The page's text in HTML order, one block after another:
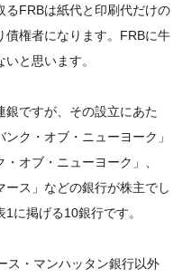
るFRBは紙代と印刷代だけの
債権者になります。FRBに牛
と思います。
銀ですが、その設立にあた
ンク・オブ・ニューヨーク 」
・オブ・ニューヨーク 」、
ース 」などの銀行が株主でし
に掲げる10銀行です。
ス・マンハッタン銀行以外